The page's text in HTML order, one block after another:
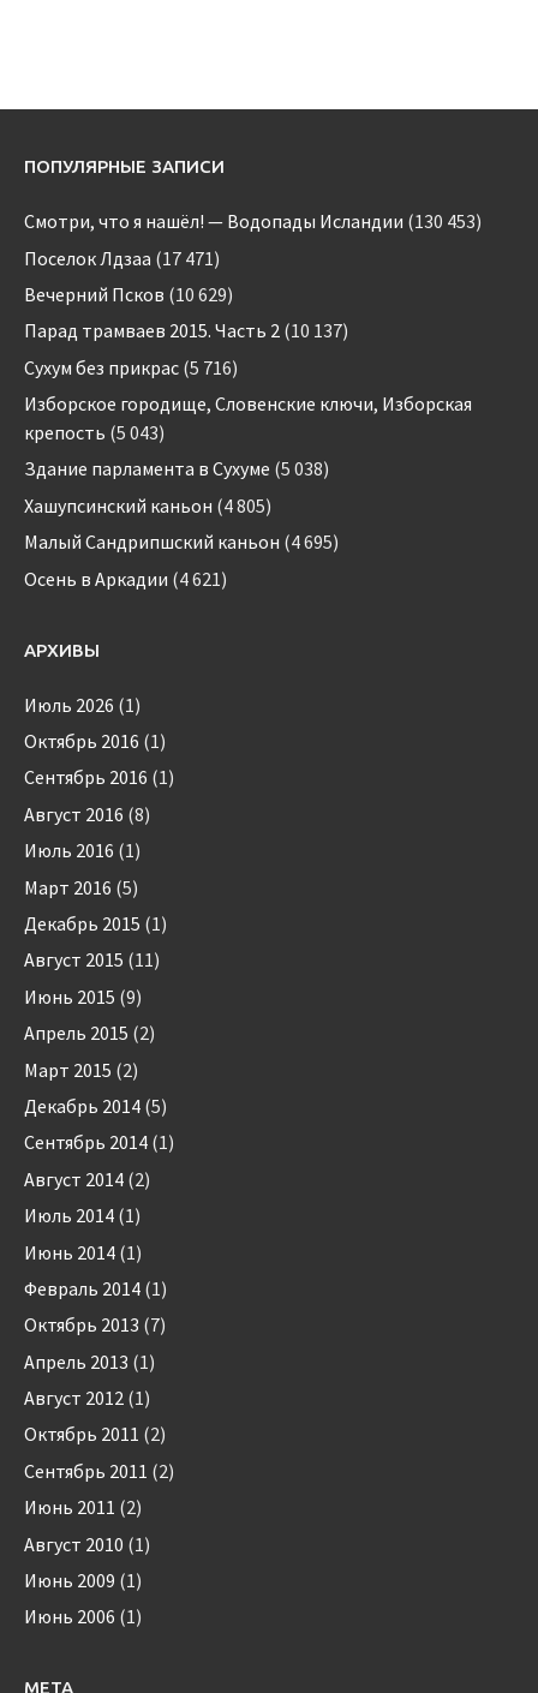
ПОПУЛЯРНЫЕ ЗАПИСИ
Смотри, что я нашёл! — Водопады Исландии (130 453)
Поселок Лдзаа (17 471)
Вечерний Псков (10 629)
Парад трамваев 2015. Часть 2 (10 137)
Сухум без прикрас (5 716)
Изборское городище, Словенские ключи, Изборская
крепость (5 043)
Здание парламента в Сухуме (5 038)
Хашупсинский каньон (4 805)
Малый Сандрипшский каньон (4 695)
Осень в Аркадии (4 621)
АРХИВЫ
Июль 2026 (1)
Октябрь 2016 (1)
Сентябрь 2016 (1)
Август 2016 (8)
Июль 2016 (1)
Март 2016 (5)
Декабрь 2015 (1)
Август 2015 (11)
Июнь 2015 (9)
Апрель 2015 (2)
Март 2015 (2)
Декабрь 2014 (5)
Сентябрь 2014 (1)
Август 2014 (2)
Июль 2014 (1)
Июнь 2014 (1)
Февраль 2014 (1)
Октябрь 2013 (7)
Апрель 2013 (1)
Август 2012 (1)
Октябрь 2011 (2)
Сентябрь 2011 (2)
Июнь 2011 (2)
Август 2010 (1)
Июнь 2009 (1)
Июнь 2006 (1)
МЕТА